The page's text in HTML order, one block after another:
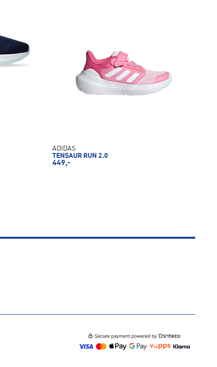
ADIDAS
TENSAUR RUN 2.0
449,-